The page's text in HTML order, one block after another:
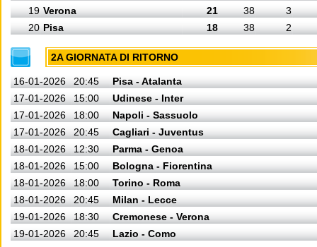
19 Verona 21 38
3
20 Pisa 18 38 2
2A GIORNATA DI RITORNO
16-01-2026 20:45
Pisa - Atalanta
17-01-2026
15:00
Udinese - Inter
17-01-2026
18:00
Napoli - Sassuolo
17-01-2026
20:45
Cagliari - Juventus
18-01-2026
12:30
Parma - Genoa
18-01-2026
15:00
Bologna - Fiorentina
18-01-2026
18:00
Torino - Roma
18-01-2026
20:45
Milan - Lecce
19-01-2026
18:30
Cremonese - Verona
19-01-2026
20:45 Lazio - Como